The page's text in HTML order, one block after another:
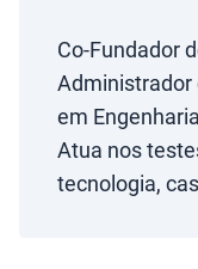
Co-Fundador
Administrador
em
Atua nos
tecnologia,